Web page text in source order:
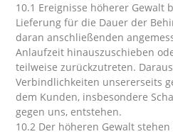
10.1 Ereignisse höherer Gewalt
Lieferung für die Dauer der
daran anschließenden
Anlaufzeit hinauszuschieben
teilweise zurückzutreten.
Verbindlichkeiten unsererseits
dem Kunden, insbesondere
gegen uns, entstehen.
10.2 Der höheren Gewalt